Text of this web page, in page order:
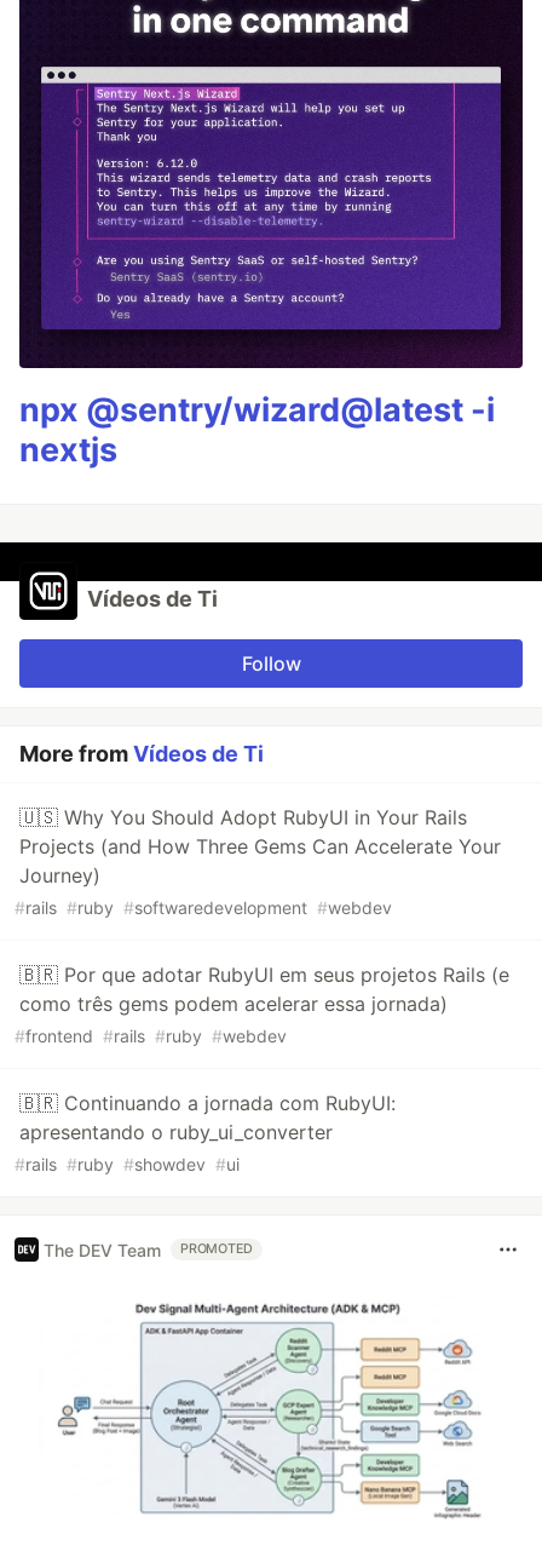
npx @sentry/wizard@latest -i
nextjs
Vídeos de Ti
Follow
More fromVídeos de Ti
🇺🇸 Why You Should Adopt RubyUI in Your Rails
Projects (and How Three Gems Can Accelerate Your
Journey)
#rails #ruby #softwaredevelopment #webdev
🇧🇷 Por que adotar RubyUI em seus projetos Rails (e
como três gems podem acelerar essa jornada)
#frontend #rails #ruby #webdev
🇧🇷 Continuando a jornada com RubyUI:
apresentando o ruby_ui_converter
#rails #ruby #showdev #ui
The DEV Team PROMOTED